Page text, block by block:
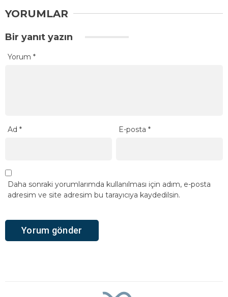
YORUMLAR
Bir yanıt yazın
Yorum *
Ad * E-posta*
Daha sonraki yorumlarımda kullanılması için adım, e-posta
adresim ve site adresim bu tarayıcıya kaydedilsin.